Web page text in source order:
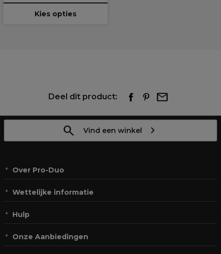
Kies opties
Deel dit product:
Vind een winkel
Over Pro-Duo
Wettelijke informatie
Hulp
Onze Aanbiedingen